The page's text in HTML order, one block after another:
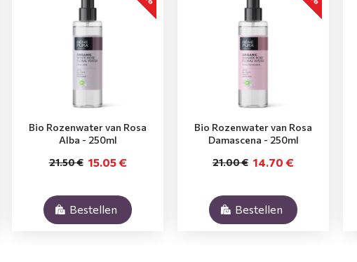
Bio Rozenwater van Rosa
Alba - 250ml
15.05 €
21.50 €
Bestellen
Bio Rozenwater van Rosa
Damascena - 250ml
14.70 €
21.00 €
Bestellen